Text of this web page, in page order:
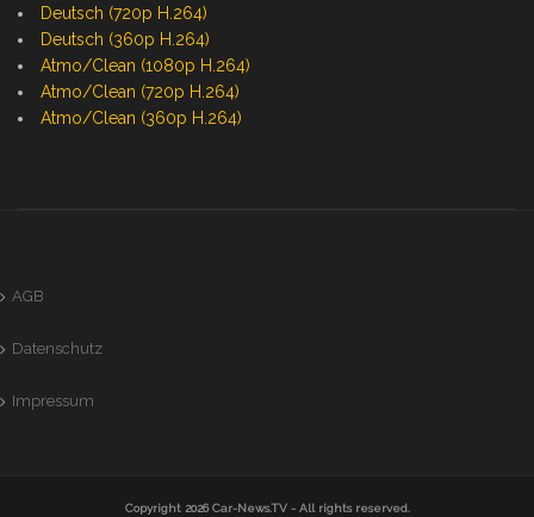
Deutsch (720p H.264)
Deutsch (360p H.264)
Atmo/Clean (1080p H.264)
Atmo/Clean (720p H.264)
Atmo/Clean (360p H.264)
AGB
Datenschutz
Impressum
Copyright 2026Car-News.TV- All rights reserved.